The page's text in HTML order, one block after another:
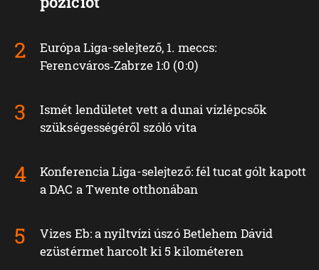
Európa Liga-selejtező, 1. meccs:
Ferencváros‑Zabrze 1:0 (0:0)
Ismét lendületet vett a dunai vízlépcsők
szükségességéről szóló vita
Konferencia Liga-selejtező: fél tucat gólt kapott
a DAC a Twente otthonában
Vizes Eb: a nyíltvízi úszó Betlehem Dávid
ezüstérmet harcolt ki 5 kilométeren